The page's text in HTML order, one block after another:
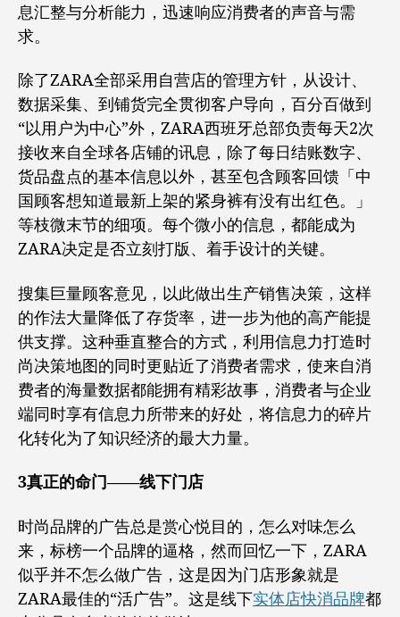
息汇整与分析能力，迅速响应消费者的声音与需
求。
除了ZARA全部采用自营店的管理方针，从设计、
数据采集、到铺货完全贯彻客户导向，百分百做到
“以用户为中心”外，ZARA西班牙总部负责每天2次
接收来自全球各店铺的讯息，除了每日结账数字、
货品盘点的基本信息以外，甚至包含顾客回馈「中
国顾客想知道最新上架的紧身裤有没有出红色。」
等枝微末节的细项。每个微小的信息，都能成为
ZARA决定是否立刻打版、着手设计的关键。
搜集巨量顾客意见，以此做出生产销售决策，这样
的作法大量降低了存货率，进一步为他的高产能提
供支撑。这种垂直整合的方式，利用信息力打造时
尚决策地图的同时更贴近了消费者需求，使来自消
费者的海量数据都能拥有精彩故事，消费者与企业
端同时享有信息力所带来的好处，将信息力的碎片
化转化为了知识经济的最大力量。
3真正的命门——线下门店
时尚品牌的广告总是赏心悦目的，怎么对味怎么
来，标榜一个品牌的逼格，然而回忆一下，ZARA
似乎并不怎么做广告，这是因为门店形象就是
ZARA最佳的“活广告”。这是线下实体店快消品牌都